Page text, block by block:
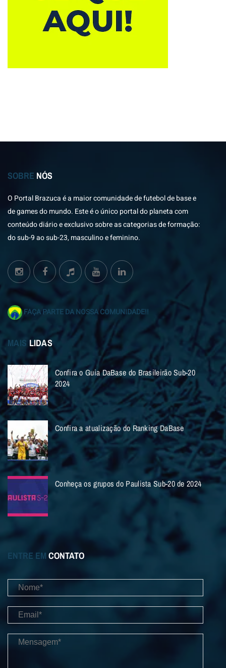
SOBRE NÓS
O Portal Brazuca é a maior comunidade de futebol de base e
de games do mundo. Este é o único portal do planeta com
conteúdo diário e exclusivo sobre as categorias de formação:
do sub-9 ao sub-23, masculino e feminino.
FAÇA PARTE DA NOSSA COMUNIDADE!!
MAIS LIDAS
Confira o Guia DaBase do Brasileirão Sub-20
2024
Confira a atualização do Ranking DaBase
Conheça os grupos do Paulista Sub-20 de 2024
ENTRE EM CONTATO